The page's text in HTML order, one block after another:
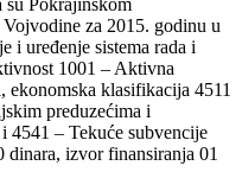
za 2015. godinu u
i uređenje sistema rada i
1001 – Aktivna
klasifikacija 4511
preduzećima i
4541 – Tekuće subvencije
izvor finansiranja 01